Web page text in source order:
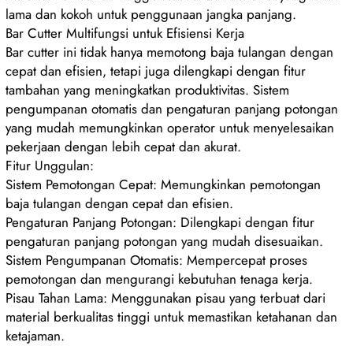
lama dan kokoh untuk penggunaan jangka panjang.
Bar Cutter Multifungsi untuk Efisiensi Kerja
Bar cutter ini tidak hanya memotong baja tulangan dengan
cepat dan efisien, tetapi juga dilengkapi dengan fitur
tambahan yang meningkatkan produktivitas. Sistem
pengumpanan otomatis dan pengaturan panjang potongan
yang mudah memungkinkan operator untuk menyelesaikan
pekerjaan dengan lebih cepat dan akurat.
Fitur Unggulan:
Sistem Pemotongan Cepat: Memungkinkan pemotongan
baja tulangan dengan cepat dan efisien.
Pengaturan Panjang Potongan: Dilengkapi dengan fitur
pengaturan panjang potongan yang mudah disesuaikan.
Sistem Pengumpanan Otomatis: Mempercepat proses
pemotongan dan mengurangi kebutuhan tenaga kerja.
Pisau Tahan Lama: Menggunakan pisau yang terbuat dari
material berkualitas tinggi untuk memastikan ketahanan dan
ketajaman.